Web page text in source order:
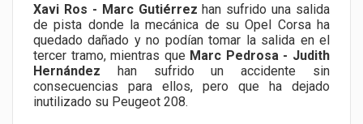
Xavi Ros - Marc Gutiérrez han sufrido una salida
de pista donde la mecánica de su Opel Corsa ha
quedado dañado y no podían tomar la salida en el
tercer tramo, mientras que Marc Pedrosa - Judith
Hernández han sufrido un accidente sin
consecuencias para ellos, pero que ha dejado
inutilizado su Peugeot 208.